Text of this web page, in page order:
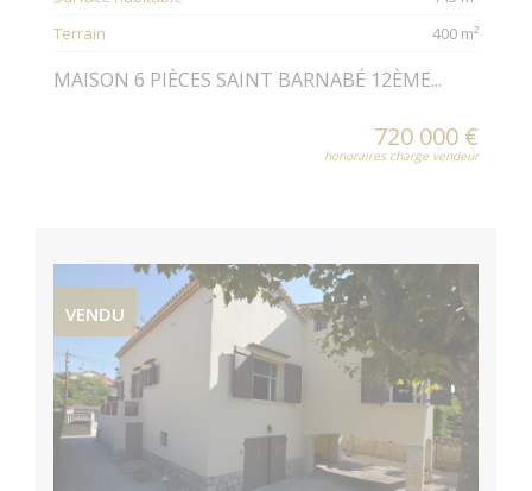
Terrain
400 m²
MAISON 6 PIÈCES SAINT BARNABÉ 12ÈME...
720 000 €
honoraires charge vendeur
VENDU